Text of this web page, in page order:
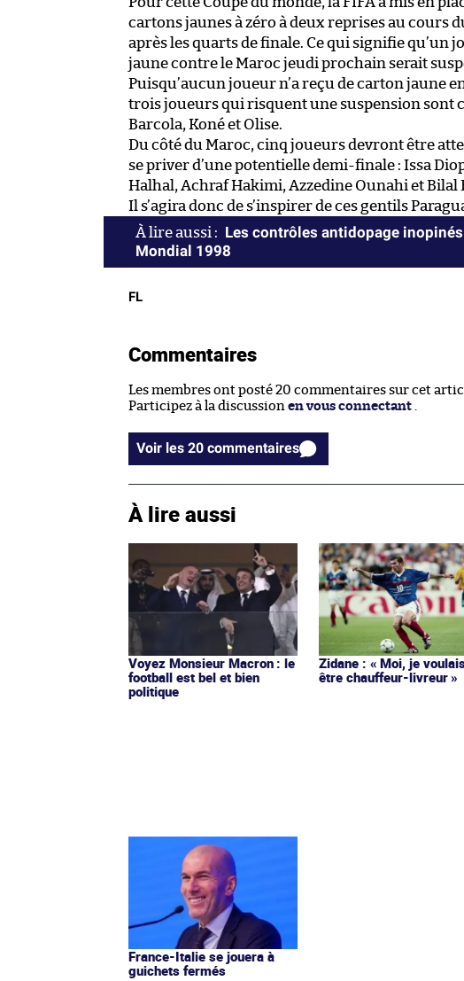
cartons jaunes à zéro à deux reprises au cours
après les quarts de finale. Ce qui signifie qu’un
jaune contre le Maroc jeudi prochain serait
Puisqu’aucun joueur n’a reçu de carton jaune
trois joueurs qui risquent une suspension sont
Barcola, Koné et Olise.
Du côté du Maroc, cinq joueurs devront être
se priver d’une potentielle demi-finale : Issa
Halhal, Achraf Hakimi, Azzedine Ounahi et Bilal
Il s’agira donc de s’inspirer de ces gentils
Les contrôles antidopage
Mondial 1998
FL
Commentaires
Les membres ont posté 20 commentaires sur cet
Participez à la discussion en vous connectant
Voir les 20 commentaires
À lire aussi
Voyez Monsieur Macron : le
football est bel et bien
politique
Zidane : « Moi, je
être chauffeur-livreur »
France-Italie se jouera à
guichets fermés